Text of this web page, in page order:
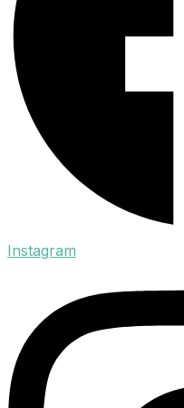
Instagram